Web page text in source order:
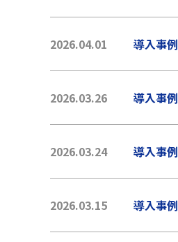
2026.04.01 導入事例
2026.03.26 導入事例
2026.03.24 導入事例
2026.03.15 導入事例